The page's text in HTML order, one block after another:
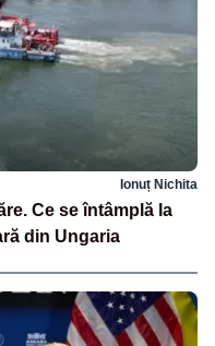
Ionuț Nichita
Ce se întâmplă la
din Ungaria